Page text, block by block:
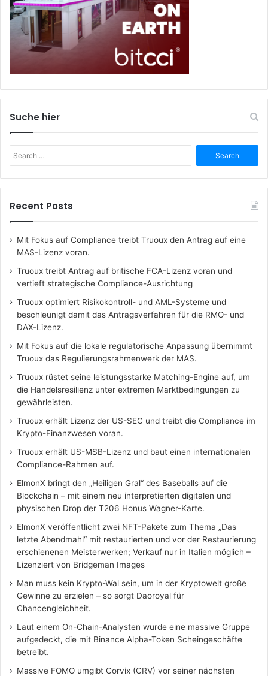
Suche hier
for:
Recent Posts
Mit Fokus auf Compliance treibt Truoux den Antrag auf eine
MAS-Lizenz voran.
Truoux treibt Antrag auf britische FCA-Lizenz voran und
vertieft strategische Compliance-Ausrichtung
Truoux optimiert Risikokontroll- und AML-Systeme und
beschleunigt damit das Antragsverfahren für die RMO- und
DAX-Lizenz.
Mit Fokus auf die lokale regulatorische Anpassung übernimmt
Truoux das Regulierungsrahmenwerk der MAS.
Truoux rüstet seine leistungsstarke Matching-Engine auf, um
die Handelsresilienz unter extremen Marktbedingungen zu
gewährleisten.
Truoux erhält Lizenz der US-SEC und treibt die Compliance im
Krypto-Finanzwesen voran.
Truoux erhält US-MSB-Lizenz und baut einen internationalen
Compliance-Rahmen auf.
ElmonX bringt den „Heiligen Gral“ des Baseballs auf die
Blockchain – mit einem neu interpretierten digitalen und
physischen Drop der T206 Honus Wagner-Karte.
ElmonX veröffentlicht zwei NFT-Pakete zum Thema „Das
letzte Abendmahl“ mit restaurierten und vor der Restaurierung
erschienenen Meisterwerken; Verkauf nur in Italien möglich –
Lizenziert von Bridgeman Images
Man muss kein Krypto-Wal sein, um in der Kryptowelt große
Gewinne zu erzielen – so sorgt Daoroyal für
Chancengleichheit.
Laut einem On-Chain-Analysten wurde eine massive Gruppe
aufgedeckt, die mit Binance Alpha-Token Scheingeschäfte
betreibt.
Massive FOMO umgibt Corvix (CRV) vor seiner nächsten